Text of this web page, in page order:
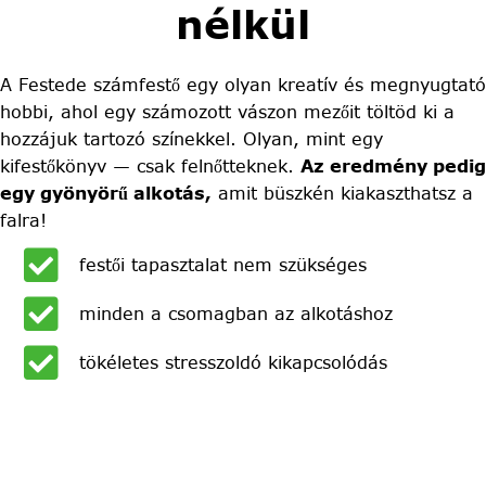
nélkül
A Festede számfestő egy olyan kreatív és megnyugtató
hobbi, ahol egy számozott vászon mezőit töltöd ki a
hozzájuk tartozó színekkel. Olyan, mint egy
kifestőkönyv — csak felnőtteknek. Az eredmény pedig
egy gyönyörű alkotás, amit büszkén kiakaszthatsz a
falra!
festői tapasztalat nem szükséges
minden a csomagban az alkotáshoz
tökéletes stresszoldó kikapcsolódás